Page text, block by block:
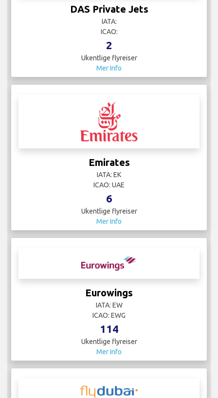
ICAO:
2
Ukentlige flyreiser
Mer Info
Emirates
IATA: EK
ICAO: UAE
6
Ukentlige flyreiser
Mer Info
Eurowings
IATA: EW
ICAO: EWG
114
Ukentlige flyreiser
Mer Info
FlyDubai